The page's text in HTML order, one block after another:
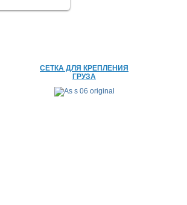
СЕТКА ДЛЯ КРЕПЛЕНИЯ
ГРУЗА